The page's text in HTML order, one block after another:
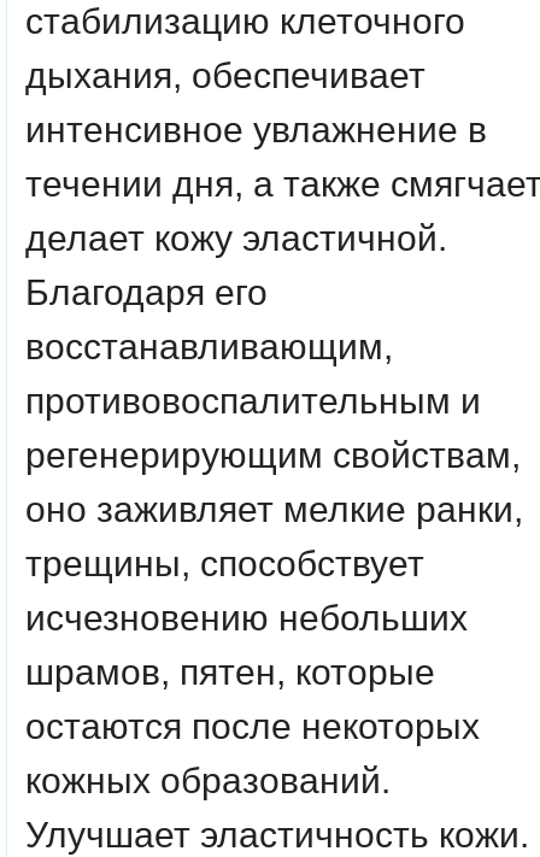
стабилизацию клеточного
дыхания, обеспечивает
интенсивное увлажнение в
течении дня, а также
делает кожу эластичной.
Благодаря его
восстанавливающим,
противовоспалительным и
регенерирующим свойствам,
оно заживляет мелкие ранки,
трещины, способствует
исчезновению небольших
шрамов, пятен, которые
остаются после некоторых
кожных образований.
Улучшает эластичность кожи.